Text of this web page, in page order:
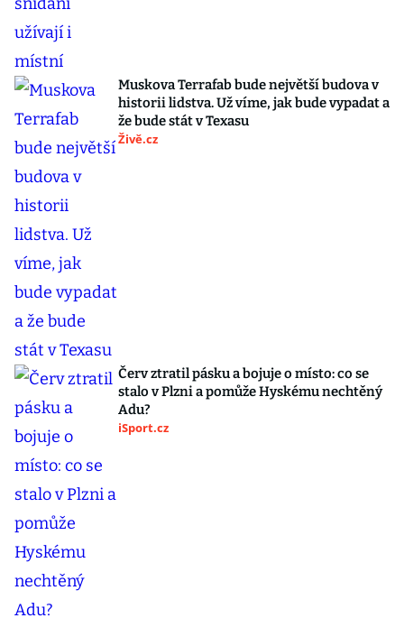
Muskova Terrafab bude největší budova v
historii lidstva. Už víme, jak bude vypadat a
že bude stát v Texasu
Živě.cz
Červ ztratil pásku a bojuje o místo: co se
stalo v Plzni a pomůže Hyskému nechtěný
Adu?
iSport.cz